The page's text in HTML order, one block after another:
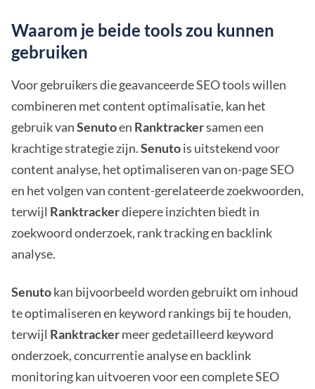
Waarom je beide tools zou kunnen
gebruiken
Voor gebruikers die geavanceerde SEO tools willen
combineren met content optimalisatie, kan het
gebruik vanSenutoen Ranktrackersamen een
krachtige strategie zijn.Senutois uitstekend voor
content analyse, het optimaliseren van on-page SEO
en het volgen van content-gerelateerde zoekwoorden,
terwijl Ranktrackerdiepere inzichten biedt in
zoekwoord onderzoek, rank tracking en backlink
analyse.
Senutokan bijvoorbeeld worden gebruikt om inhoud
te optimaliseren en keyword rankings bij te houden,
terwijl Ranktrackermeer gedetailleerd keyword
onderzoek, concurrentie analyse en backlink
monitoring kan uitvoeren voor een complete SEO